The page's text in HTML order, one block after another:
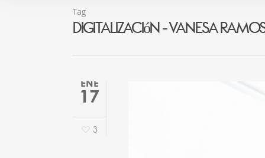
Tag
Digitalización - Vanesa Ramos
ENE
17
3